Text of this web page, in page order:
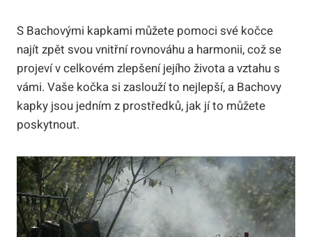
S Bachovými kapkami můžete pomoci své kočce
najít zpět svou vnitřní rovnováhu a harmonii, což se
projeví v celkovém zlepšení jejího života a vztahu s
vámi. Vaše kočka si zaslouží to nejlepší, a Bachovy
kapky jsou jedním z prostředků, jak jí to můžete
poskytnout.